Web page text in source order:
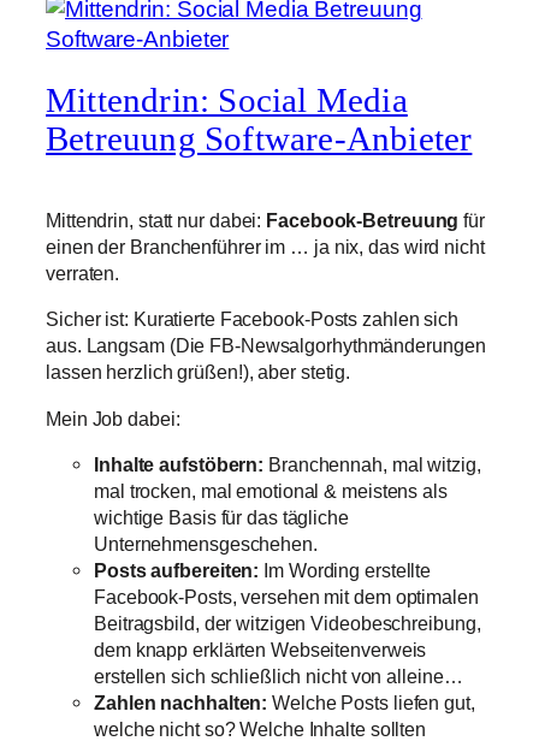
Mittendrin: Social Media
Betreuung Software-Anbieter
Mittendrin, statt nur dabei: Facebook-Betreuung für
einen der Branchenführer im … ja nix, das wird nicht
verraten.
Sicher ist: Kuratierte Facebook-Posts zahlen sich
aus. Langsam (Die FB-Newsalgorhythmänderungen
lassen herzlich grüßen!), aber stetig.
Mein Job dabei:
Inhalte aufstöbern: Branchennah, mal witzig,
mal trocken, mal emotional & meistens als
wichtige Basis für das tägliche
Unternehmensgeschehen.
Posts aufbereiten: Im Wording erstellte
Facebook-Posts, versehen mit dem optimalen
Beitragsbild, der witzigen Videobeschreibung,
dem knapp erklärten Webseitenverweis
erstellen sich schließlich nicht von alleine…
Zahlen nachhalten: Welche Posts liefen gut,
welche nicht so? Welche Inhalte sollten